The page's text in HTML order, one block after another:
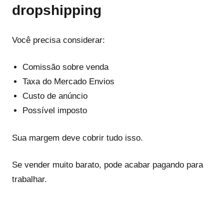
dropshipping
Você precisa considerar:
Comissão sobre venda
Taxa do Mercado Envios
Custo de anúncio
Possível imposto
Sua margem deve cobrir tudo isso.
Se vender muito barato, pode acabar pagando para
trabalhar.